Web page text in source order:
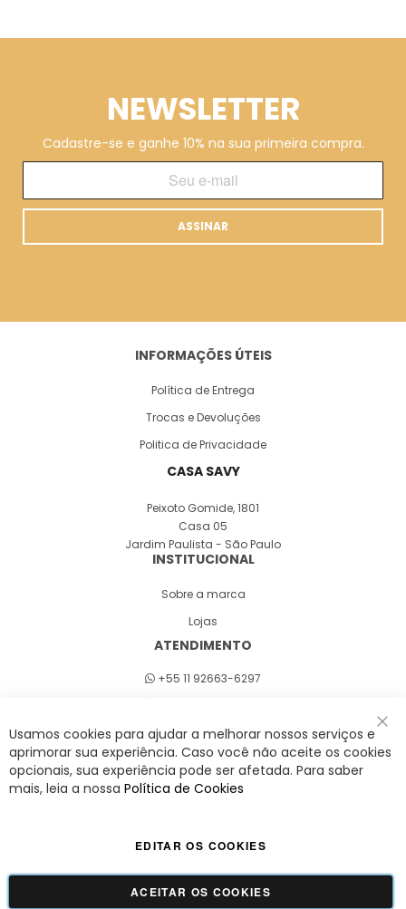
NEWSLETTER
Cadastre-se e ganhe 10% na sua primeira compra.
ASSINAR
INFORMAÇÕES ÚTEIS
Política de Entrega
Trocas e Devoluções
Politica de Privacidade
CASA SAVY
Peixoto Gomide, 1801
Casa 05
Jardim Paulista - São Paulo
INSTITUCIONAL
Sobre a marca
Lojas
ATENDIMENTO
+55 11 92663-6297
A Savy é uma lifestyle brand. Uma marca que promove fluidez para viver
o agora com leveza, cor e estilo.
GUADALUPE COMERCIO LTDA - 42.509.755/0001-66 | Tecnologia e Design:
Usamos cookies para ajudar a melhorar nossos serviços e
aprimorar sua experiência. Caso você não aceite os cookies
opcionais, sua experiência pode ser afetada. Para saber
mais, leia a nossa Política de Cookies
ACEITAR OS COOKIES
EDITAR OS COOKIES